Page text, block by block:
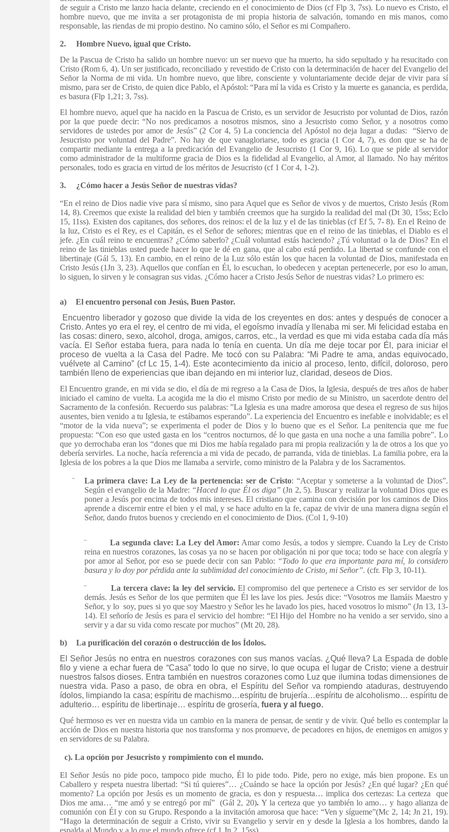
de seguir a Cristo me lanzo hacia delante, creciendo en el conocimiento de Dios (cf Flp 3, 7ss). Lo nuevo es Cristo, el
hombre nuevo, que me invita a ser protagonista de mi propia historia de salvación, tomando en mis manos, como
responsable, las riendas de mi propio destino. No camino sólo, el Señor es mi Compañero.
2.
Hombre Nuevo, igual que Cristo.
De la Pascua de Cristo ha salido un hombre nuevo: un ser nuevo que ha muerto, ha sido sepultado y ha resucitado con
Cristo (Rom 6, 4). Un ser justificado, reconciliado y revestido de Cristo con la determinación de hacer del Evangelio del
Señor la Norma de mi vida. Un hombre nuevo, que libre, consciente y voluntariamente decide dejar de vivir para sí
mismo, para ser de Cristo, de quien dice Pablo, el Apóstol: “Para mí la vida es Cristo y la muerte es ganancia, es perdida,
es basura (Flp 1,21; 3, 7ss).
El hombre nuevo, aquel que ha nacido en la Pascua de Cristo, es un servidor de Jesucristo por voluntad de Dios, razón
por la que puede decir: “No nos predicamos a nosotros mismos, sino a Jesucristo como Señor, y a nosotros como
servidores de ustedes por amor de Jesús” (2 Cor 4, 5) La conciencia del Apóstol no deja lugar a dudas: “Siervo de
Jesucristo por voluntad del Padre”. No hay de que vanagloriarse, todo es gracia (1 Cor 4, 7), es don que se ha de
compartir mediante la entrega a la predicación del Evangelio de Jesucristo (1 Cor 9, 16). Lo que se pide al servidor
como administrador de la multiforme gracia de Dios es la fidelidad al Evangelio, al Amor, al llamado. No hay méritos
personales, todo es gracia en virtud de los méritos de Jesucristo (cf 1 Cor 4, 1-2).
3. ¿Cómo hacer a Jesús Señor de nuestras vidas?
“En el reino de Dios nadie vive para sí mismo, sino para Aquel que es Señor de vivos y de muertos, Cristo Jesús (Rom
14, 8). Creemos que existe la realidad del bien y también creemos que ha surgido la realidad del mal (Dt 30, 15ss; Eclo
15, 11ss). Existen dos capitanes, dos señores, dos reinos: el de la luz y el de las tinieblas (cf Ef 5, 7- 8). En el Reino de
la luz, Cristo es el Rey, es el Capitán, es el Señor de señores; mientras que en el reino de las tinieblas, el Diablo es el
jefe. ¿En cuál reino te encuentras? ¿Cómo saberlo? ¿Cuál voluntad estás haciendo? ¿Tú voluntad o la de Dios? En el
reino de las tinieblas usted puede hacer lo que le dé en gana, que al cabo está perdido. La libertad se confunde con el
libertinaje (Gál 5, 13). En cambio, en el reino de la Luz sólo están los que hacen la voluntad de Dios, manifestada en
Cristo Jesús (1Jn 3, 23). Aquellos que confían en Él, lo escuchan, lo obedecen y aceptan pertenecerle, por eso lo aman,
lo siguen, lo sirven y le consagran sus vidas. ¿Cómo hacer a Cristo Jesús Señor de nuestras vidas? Lo primero es:
a)
El encuentro personal con Jesús, Buen Pastor.
Encuentro liberador y gozoso que divide la vida de los creyentes en dos: antes y después de conocer a
Cristo. Antes yo era el rey, el centro de mi vida, el egoísmo invadía y llenaba mi ser. Mi felicidad estaba en
las cosas: dinero, sexo, alcohol, droga, amigos, carros, etc., la verdad es que mi vida estaba cada día más
vacía. El Señor estaba fuera, para nada lo tenía en cuenta. Un día me deje tocar por Él, para iniciar el
proceso de vuelta a la Casa del Padre. Me tocó con su Palabra: “Mi Padre te ama, andas equivocado,
vuélvete al Camino” (cf Lc 15, 1-4). Este acontecimiento da inicio al proceso, lento, difícil, doloroso, pero
también lleno de experiencias que iban dejando en mi interior luz, claridad, deseos de Dios.
El Encuentro grande, en mi vida se dio, el día de mi regreso a la Casa de Dios, la Iglesia, después de tres años de haber
iniciado el camino de vuelta. La acogida me la dio el mismo Cristo por medio de su Ministro, un sacerdote dentro del
Sacramento de la confesión. Recuerdo sus palabras: ”La Iglesia es una madre amorosa que desea el regreso de sus hijos
ausentes, bien venido a tu Iglesia, te estábamos esperando”. La experiencia del Encuentro es inefable e inolvidable; es el
“motor de la vida nueva”; se experimenta el poder de Dios y lo bueno que es el Señor. La penitencia que me fue
propuesta: “Con eso que usted gasta en los “centros nocturnos, dé lo que gasta en una noche a una familia pobre”. Lo
que yo derrochaba eran los “dones que mi Dios me había regalado para mi propia realización y la de otros a los que yo
debería servirles. La noche, hacía referencia a mi vida de pecado, de parranda, vida de tinieblas. La familia pobre, era la
Iglesia de los pobres a la que Dios me llamaba a servirle, como ministro de la Palabra y de los Sacramentos.
¨ La primera clave: La Ley de la pertenencia: ser de Cristo: “Aceptar y someterse a la voluntad de Dios”.
Según el evangelio de la Madre: “Haced lo que Él os diga” (Jn 2, 5). Buscar y realizar la voluntad Dios que es
poner a Jesús por encima de todos mis intereses. El cristiano que camina con decisión por los caminos de Dios
aprende a discernir entre el bien y el mal, y se hace adulto en la fe, capaz de vivir de una manera digna según el
Señor, dando frutos buenos y creciendo en el conocimiento de Dios. (Col 1, 9-10)
¨ La segunda clave: La Ley del Amor: Amar como Jesús, a todos y siempre. Cuando la Ley de Cristo
reina en nuestros corazones, las cosas ya no se hacen por obligación ni por que toca; todo se hace con alegría y
por amor al Señor, por eso se puede decir con san Pablo: “Todo lo que era importante para mí, lo considero
basura y lo doy por pérdida ante la sublimidad del conocimiento de Cristo, mi Señor”. (cfr. Flp 3, 10-11).
¨ La tercera clave: la ley del servicio.El compromiso del que pertenece a Cristo es ser servidor de los
demás. Jesús es Señor de los que permiten que Él les lave los pies. Jesús dice: “Vosotros me llamáis Maestro y
Señor, y lo soy, pues si yo que soy Maestro y Señor les he lavado los pies, haced vosotros lo mismo” (Jn 13, 13-
14). El señorío de Jesús es para el servicio del hombre: “El Hijo del Hombre no ha venido a ser servido, sino a
servir y a dar su vida como rescate por muchos” (Mt 20, 28).
b)
La purificación del corazón o destrucción de los Ídolos.
El Señor Jesús no entra en nuestros corazones con sus manos vacías. ¿Qué lleva? La Espada de doble
filo y viene a echar fuera de “Casa” todo lo que no sirve, lo que ocupa el lugar de Cristo; viene a destruir
nuestros falsos dioses. Entra también en nuestros corazones como Luz que ilumina todas dimensiones de
nuestra vida. Paso a paso, de obra en obra, el Espíritu del Señor va rompiendo ataduras, destruyendo
ídolos, limpiando la casa; espíritu de machismo…espíritu de brujería…espíritu de alcoholismo… espíritu de
adulterio… espíritu de libertinaje… espíritu de grosería, fuera y al fuego.
Qué hermoso es ver en nuestra vida un cambio en la manera de pensar, de sentir y de vivir. Qué bello es contemplar la
acción de Dios en nuestra historia que nos transforma y nos promueve, de pecadores en hijos, de enemigos en amigos y
en servidores de su Palabra.
c). La opción por Jesucristo y rompimiento con el mundo.
El Señor Jesús no pide poco, tampoco pide mucho, Él lo pide todo. Pide, pero no exige, más bien propone. Es un
Caballero y respeta nuestra libertad: “Si tú quieres”… ¿Cuándo se hace la opción por Jesús? ¿En qué lugar? ¿En qué
momento? La opción por Jesús es un momento de gracia, es don y respuesta… implica dos certezas: La certeza que
Dios me ama… “me amó y se entregó por mí” (Gál 2, 20). Y la certeza que yo también lo amo… y hago alianza de
comunión con Él y con su Grupo. Respondo a la invitación amorosa que hace: “Ven y sígueme”(Mc 2, 14; Jn 21, 19).
“Hago la determinación de seguir a Cristo, vivir su Evangelio y servir en y desde la Iglesia a los hombres, dando la